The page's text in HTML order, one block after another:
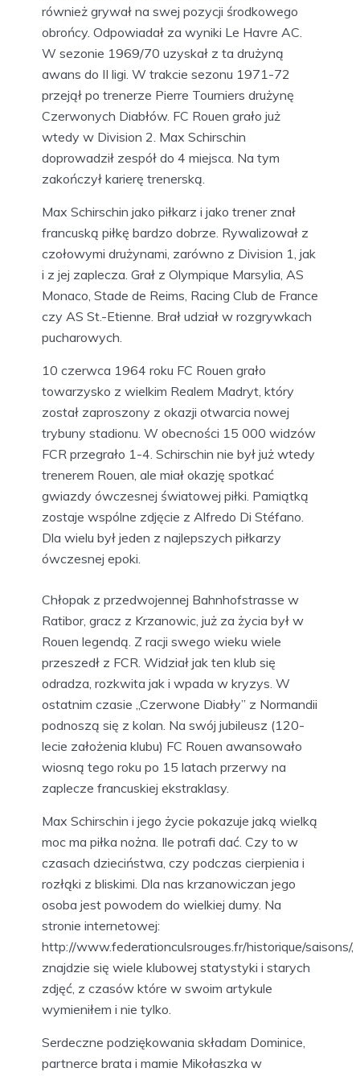
również grywał na swej pozycji środkowego
obrońcy. Odpowiadał za wyniki Le Havre AC.
W sezonie 1969/70 uzyskał z ta drużyną
awans do II ligi. W trakcie sezonu 1971-72
przejął po trenerze Pierre Tourniers drużynę
Czerwonych Diabłów. FC Rouen grało już
wtedy w Division 2. Max Schirschin
doprowadził zespół do 4 miejsca. Na tym
zakończył karierę trenerską.
Max Schirschin jako piłkarz i jako trener znał
francuską piłkę bardzo dobrze. Rywalizował z
czołowymi drużynami, zarówno z Division 1, jak
i z jej zaplecza. Grał z Olympique Marsylia, AS
Monaco, Stade de Reims, Racing Club de France
czy AS St.-Etienne. Brał udział w rozgrywkach
pucharowych.
10 czerwca 1964 roku FC Rouen grało
towarzysko z wielkim Realem Madryt, który
został zaproszony z okazji otwarcia nowej
trybuny stadionu. W obecności 15 000 widzów
FCR przegrało 1-4. Schirschin nie był już wtedy
trenerem Rouen, ale miał okazję spotkać
gwiazdy ówczesnej światowej piłki. Pamiątką
zostaje wspólne zdjęcie z Alfredo Di Stéfano.
Dla wielu był jeden z najlepszych piłkarzy
ówczesnej epoki.
Chłopak z przedwojennej Bahnhofstrasse w
Ratibor, gracz z Krzanowic, już za życia był w
Rouen legendą. Z racji swego wieku wiele
przeszedł z FCR. Widział jak ten klub się
odradza, rozkwita jak i wpada w kryzys. W
ostatnim czasie „Czerwone Diabły” z Normandii
podnoszą się z kolan. Na swój jubileusz (120-
lecie założenia klubu) FC Rouen awansowało
wiosną tego roku po 15 latach przerwy na
zaplecze francuskiej ekstraklasy.
Max Schirschin i jego życie pokazuje jaką wielką
moc ma piłka nożna. Ile potrafi dać. Czy to w
czasach dzieciństwa, czy podczas cierpienia i
rozłąki z bliskimi. Dla nas krzanowiczan jego
osoba jest powodem do wielkiej dumy. Na
stronie internetowej:
http://www.federationculsrouges.fr/historique/saisons/,
znajdzie się wiele klubowej statystyki i starych
zdjęć, z czasów które w swoim artykule
wymieniłem i nie tylko.
Serdeczne podziękowania składam Dominice,
partnerce brata i mamie Mikołaszka w